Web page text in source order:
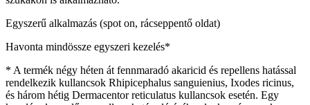
Egyszerű alkalmazás (spot on, rácseppentő oldat)
Havonta mindössze egyszeri kezelés*
* A termék négy héten át fennmaradó akaricid és repellens hatással
rendelkezik kullancsok Rhipicephalus sanguienius, Ixodes ricinus,
és három hétig Dermacentor reticulatus kullancsok esetén. Egy